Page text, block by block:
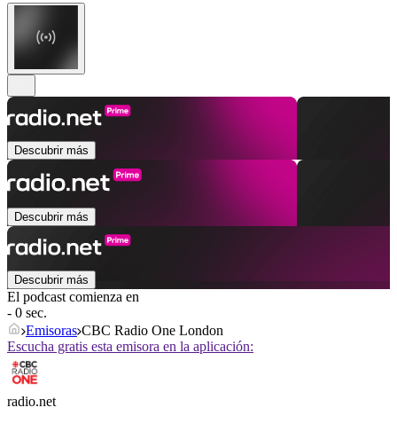
Descubrir más
Descubrir más
Descubrir más
El podcast comienza en
- 0 sec.
Emisoras CBC Radio One London
Escucha gratis esta emisora en la aplicación:
radio.net